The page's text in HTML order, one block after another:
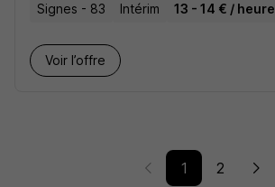
Signes - 83 Intérim 13 - 14 € / heure
Voir l’offre
1 2